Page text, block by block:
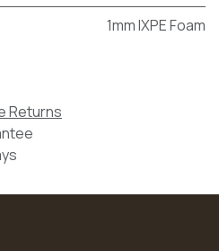
1mm IXPE Foam
Returns